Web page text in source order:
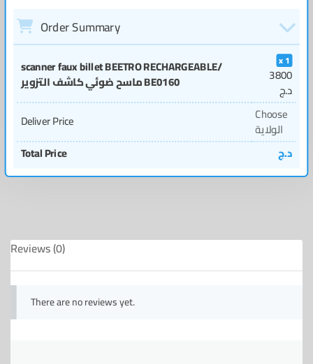
Order Summary
scanner faux billet BEETRO RECHARGEABLE/
ماسح ضوئي كاشف التزوير BE0160
1
3800
د.ج
Deliver Price
Choose
الولاية
Total Price
د.ج
Reviews (0)
There are no reviews yet.